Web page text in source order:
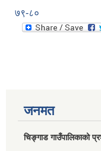
७९-८०
जनमत
चिङ्गाड गाउँपालिकाको